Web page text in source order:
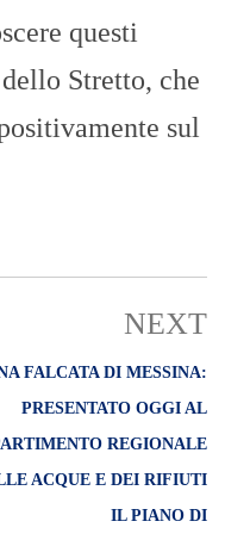
questi
Stretto, che
sul
NEXT
FALCATA DI MESSINA:
PRESENTATO OGGI AL
REGIONALE
ACQUE E DEI RIFIUTI
IL PIANO DI